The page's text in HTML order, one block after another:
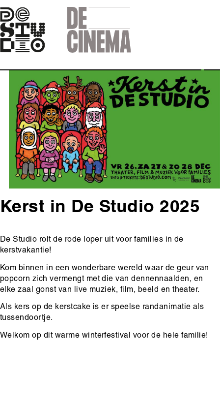
Skip
to
main
navigation
Kerst in De Studio 2025
De Studio rolt de rode loper uit voor families in de
kerstvakantie!
Kom binnen in een wonderbare wereld waar de geur van
popcorn zich vermengt met die van dennennaalden, en
elke zaal gonst van live muziek, film, beeld en theater.
Als kers op de kerstcake is er speelse randanimatie als
tussendoortje.
Welkom op dit warme winterfestival voor de hele familie!